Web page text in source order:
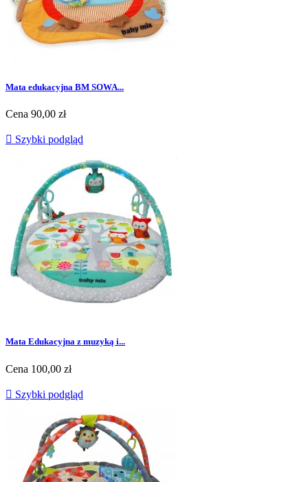
Mata edukacyjna BM SOWA...
Cena 90,00 zł
 Szybki podgląd
Mata Edukacyjna z muzyką i...
Cena 100,00 zł
 Szybki podgląd